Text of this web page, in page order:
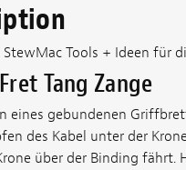
Tools + Ideen für
Tang Zange
eines gebundenen
des Kabel unter der
über der Binding fährt.